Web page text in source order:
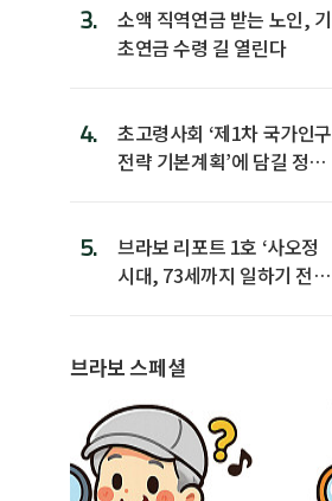
3.
소액 직역연금 받는 노인, 기
초연금 수령 길 열린다
4.
초고령사회 ‘제1차 국가인구
전략 기본계획’에 담길 정책
5.
브라보 리포트 1호 ‘사오정
시대, 73세까지 일하기 전략’
브라보 스페셜